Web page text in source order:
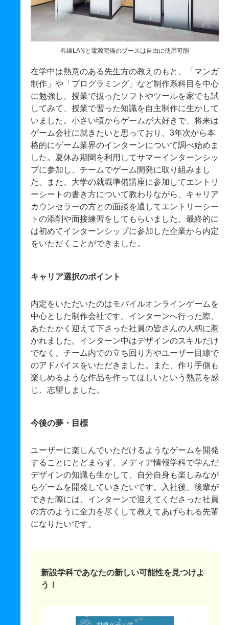
有線LANと電源完備のブースは自由に使用可能
在学中は熱意のある先生方の教えのもと、「マンガ
制作」や「プログラミング」など制作系科目を中心
に勉強し、授業で扱ったソフトやツールを家でも試
してみて、授業で習った知識を自主制作に生かして
いました。小さい頃からゲームが大好きで、将来は
ゲーム会社に就きたいと思っており、3年次から本
格的にゲーム業界のインターンについて調べ始めま
した。夏休み期間を利用してサマーインターンシッ
プに参加し、チームでゲーム開発に取り組みまし
た。また、大学の就職準備講座に参加してエントリ
ーシートの書き方について教わりながら、キャリア
カウンセラーの方との面談を通してエントリーシー
トの添削や面接練習をしてもらいました。最終的に
は初めてインターンシップに参加した企業から内定
をいただくことができました。
キャリア選択のポイント
内定をいただいたのはモバイルオンラインゲームを
中心とした制作会社です。インターンへ行った際、
あたたかく迎えて下さった社員の皆さんの人柄に惹
かれました。インターン中はデザインのスキルだけ
でなく、チーム内での立ち回り方やユーザー目線で
のアドバイスをいただきました。また、作り手側も
楽しめるような作品を作ってほしいという熱意を感
じ、志望しました。
今後の夢・目標
ユーザーに楽しんでいただけるようなゲームを開発
することにとどまらず、メディア情報学科で学んだ
デザインの知識も生かして、自分自身も楽しみなが
らゲームを開発していきたいです。入社後、後輩が
できた際には、インターンで迎えてくださった社員
の方のように全力を尽くして教えてあげられる先輩
になりたいです。
新設学科であなたの新しい可能性を見つけよ
う！